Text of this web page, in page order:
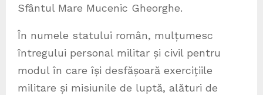
Sfântul Mare Mucenic Gheorghe.
În numele statului român, mulțumesc
întregului personal militar și civil pentru
modul în care își desfășoară exercițiile
militare și misiunile de luptă, alături de